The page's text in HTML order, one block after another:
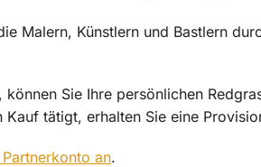
Malern, Künstlern und Bastlern
Sie Ihre persönlichen
tätigt, erhalten Sie eine
an.